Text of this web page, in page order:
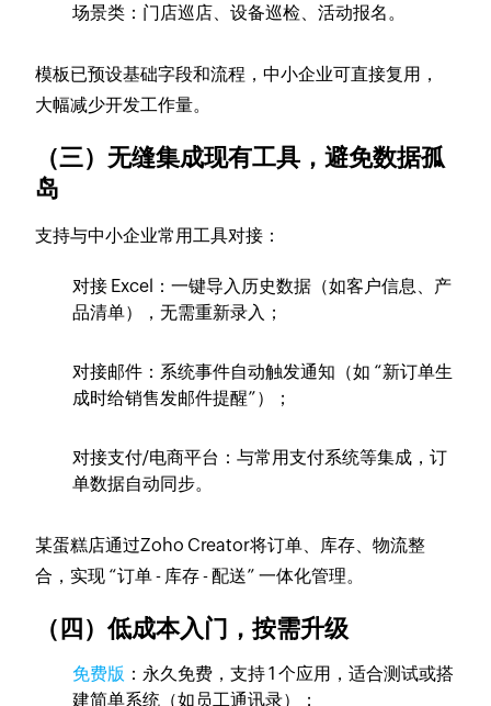
场景类：门店巡店、设备巡检、活动报名。
模板已预设基础字段和流程，中小企业可直接复用，
大幅减少开发工作量。
（三）无缝集成现有工具，避免数据孤
岛
支持与中小企业常用工具对接：
对接 Excel：一键导入历史数据（如客户信息、产
品清单），无需重新录入；
对接邮件：系统事件自动触发通知（如 “新订单生
成时给销售发邮件提醒”）；
对接支付/电商平台：与常用支付系统等集成，订
单数据自动同步。
某蛋糕店通过Zoho Creator将订单、库存、物流整
合，实现 “订单 - 库存 - 配送” 一体化管理。
（四）低成本入门，按需升级
免费版 ：永久免费，支持 1 个应用，适合测试或搭
建简单系统（如员工通讯录）；